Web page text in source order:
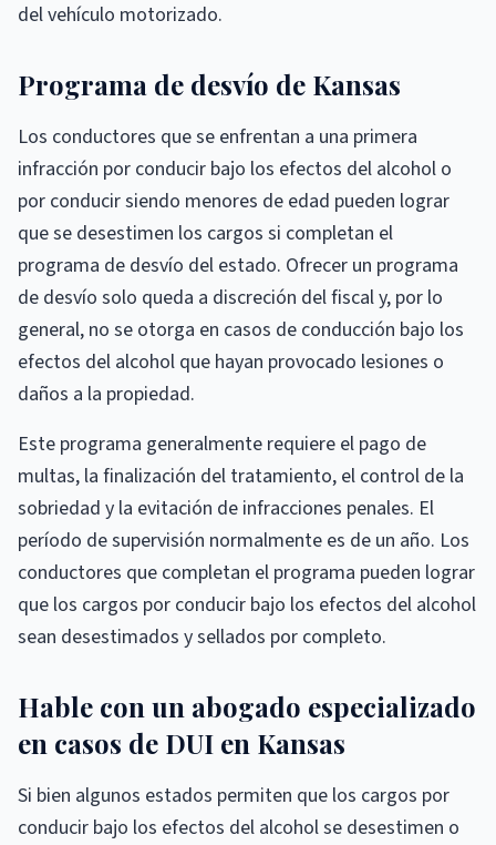
del vehículo motorizado.
Programa de desvío de Kansas
Los conductores que se enfrentan a una primera
infracción por conducir bajo los efectos del alcohol o
por conducir siendo menores de edad pueden lograr
que se desestimen los cargos si completan el
programa de desvío del estado. Ofrecer un programa
de desvío solo queda a discreción del fiscal y, por lo
general, no se otorga en casos de conducción bajo los
efectos del alcohol que hayan provocado lesiones o
daños a la propiedad.
Este programa generalmente requiere el pago de
multas, la finalización del tratamiento, el control de la
sobriedad y la evitación de infracciones penales. El
período de supervisión normalmente es de un año. Los
conductores que completan el programa pueden lograr
que los cargos por conducir bajo los efectos del alcohol
sean desestimados y sellados por completo.
Hable con un abogado especializado
en casos de DUI en Kansas
Si bien algunos estados permiten que los cargos por
conducir bajo los efectos del alcohol se desestimen o